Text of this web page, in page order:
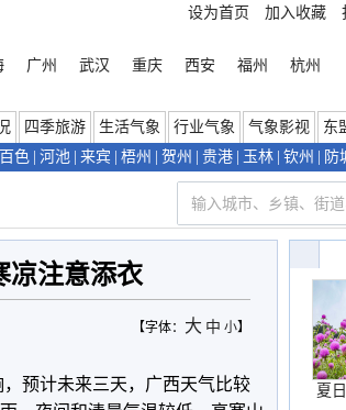
设为首页 加入收藏
广州 武汉 重庆 西安 福州 杭州
四季旅游 生活气象 行业气象 气象影视 东
百色 河池 来宾 梧州 贺州 贵港 玉林 钦州 防
凉注意添衣
【字体： 大 中 小】
预计未来三天，广西天气比较
夏